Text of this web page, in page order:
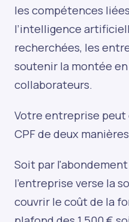
les compétences
l’intelligence
recherchées, les
soutenir la montée
collaborateurs.
Votre entreprise
CPF de deux
Soit par
l'entreprise verse la
couvrir le coût de la